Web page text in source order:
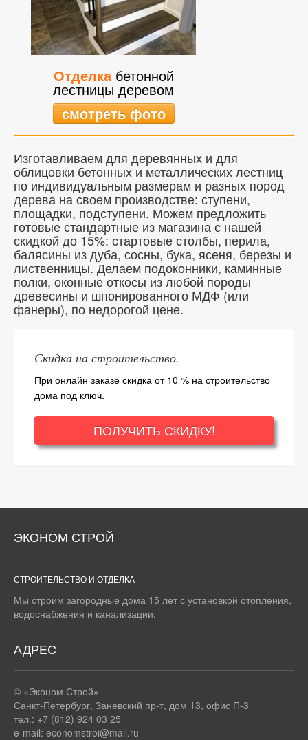
Отделкабетонной
лестницы деревом
смотреть фото
Изготавливаем для деревянных и для
облицовки бетонных и металлических лестниц
по индивидуальным размерам и разных пород
дерева на своем производстве: ступени,
площадки, подступени. Можем предложить
готовые стандартные из магазина с нашей
скидкой до 15%: стартовые столбы, перила,
балясины из дуба, сосны, бука, ясеня, березы и
лиственницы. Делаем подоконники, каминные
полки, оконные откосы из любой породы
древесины и шпонированного МДФ (или
фанеры), по недорогой цене.
Скидка на строительство.
При онлайн заказе скидка от 10 % на строительство
дома под ключ.
ПОЛУЧИТЬ СКИДКУ!
ЭКОНОМ СТРОЙ
СТРОИТЕЛЬСТВО И ОТДЕЛКА
Мы строим загородные дома 15 лет с установкой отопления,
водоснабжения и канализации.
АДРЕС
© «Эконом Строй»
Санкт-Петербург, Заневский пр-т, дом 13, офис П-3
тел.: +7 (812) 924 03 25
e-mail: economstroi@mail.ru